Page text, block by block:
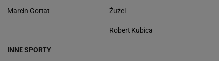
Marcin Gortat Żużel
Robert Kubica
INNE SPORTY